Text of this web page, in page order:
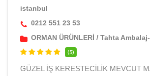
istanbul
0212 551 23 53
ORMAN ÜRÜNLERİ / Tahta
(5)
GÜZEL İŞ KERESTECİLİK MEVCUT